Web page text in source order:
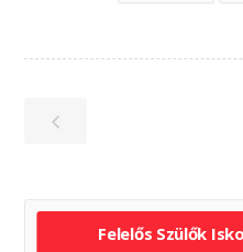
Felelős Szülők